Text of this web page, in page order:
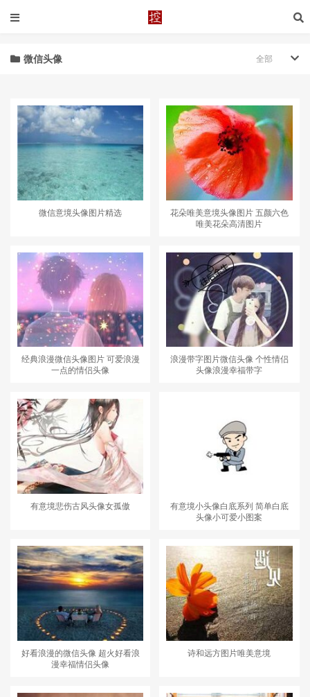
全部
微信头像
微信意境头像图片精选
花朵唯美意境头像图片 五颜六色
唯美花朵高清图片
经典浪漫微信头像图片 可爱浪漫
一点的情侣头像
浪漫带字图片微信头像 个性情侣
头像浪漫幸福带字
有意境悲伤古风头像女孤傲
有意境小头像白底系列 简单白底
头像小可爱小图案
好看浪漫的微信头像 超火好看浪
漫幸福情侣头像
诗和远方图片唯美意境